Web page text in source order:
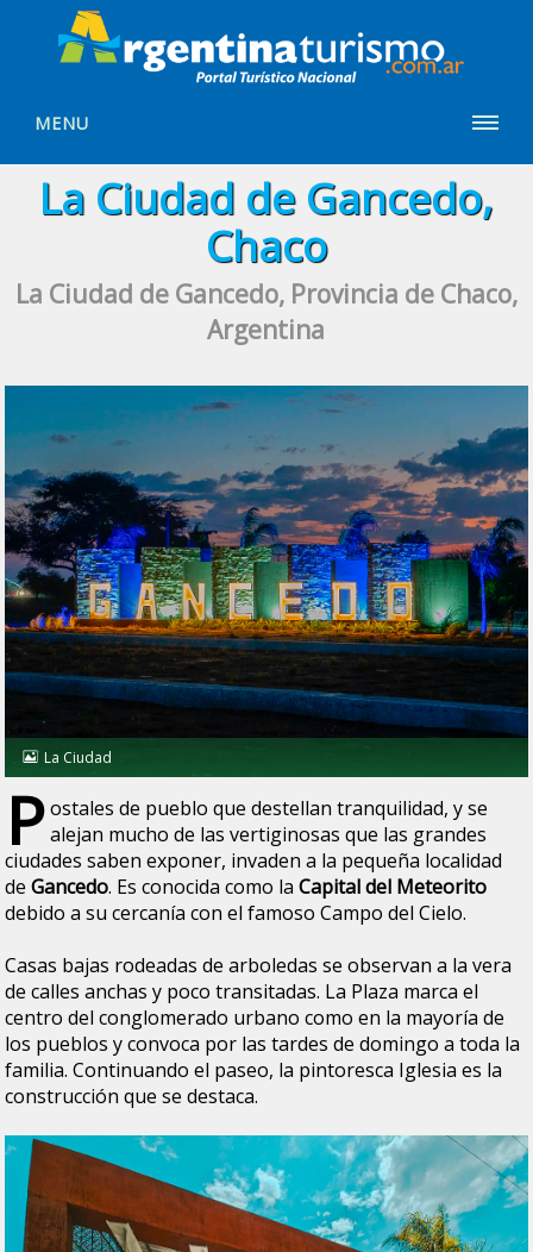
MENU
La Ciudad de Gancedo,
Chaco
La Ciudad de Gancedo, Provincia de Chaco,
Argentina
La Ciudad
P ostales de pueblo que destellan tranquilidad, y se
alejan mucho de las vertiginosas que las grandes
ciudades saben exponer, invaden a la pequeña localidad
deGancedo. Es conocida como laCapital del Meteorito
debido a su cercanía con el famoso Campo del Cielo.
Casas bajas rodeadas de arboledas se observan a la vera
de calles anchas y poco transitadas. La Plaza marca el
centro del conglomerado urbano como en la mayoría de
los pueblos y convoca por las tardes de domingo a toda la
familia. Continuando el paseo, la pintoresca Iglesia es la
construcción que se destaca.